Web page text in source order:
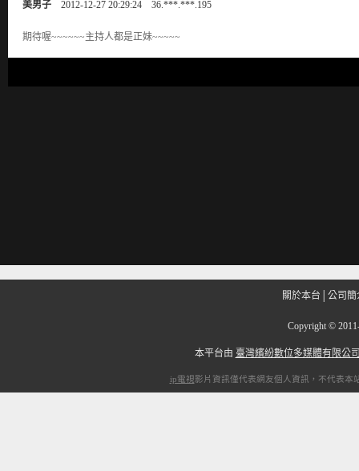
美男子2012-12-27 20:29:24 36.***.***.195
期待喔~~~~~~主持人都是正妹~~~~~
關於本台 公司簡
Copyright ©
本平台由 臺灣繽紛數位多媒體有限公
ip電視影片資訊僅代表網友個人資訊，不代表本